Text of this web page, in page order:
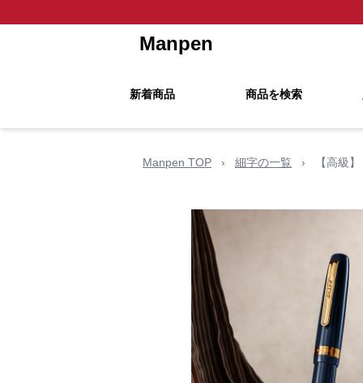
Manpen
新着商品 商品を検索
Manpen TOP › 細字の一覧 › 【高級